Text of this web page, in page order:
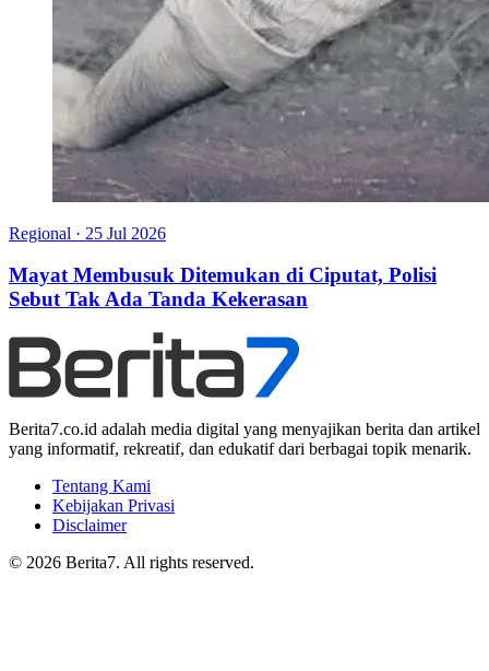
Regional · 25 Jul 2026
Mayat Membusuk Ditemukan di Ciputat, Polisi
Sebut Tak Ada Tanda Kekerasan
Berita7.co.id adalah media digital yang menyajikan berita dan artikel
yang informatif, rekreatif, dan edukatif dari berbagai topik menarik.
Tentang Kami
Kebijakan Privasi
Disclaimer
© 2026 Berita7. All rights reserved.